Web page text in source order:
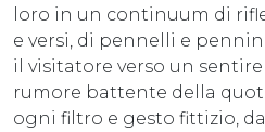
loro in un continuum di
e versi, di pennelli e
il visitatore verso un
rumore battente della
ogni filtro e gesto fittizio,